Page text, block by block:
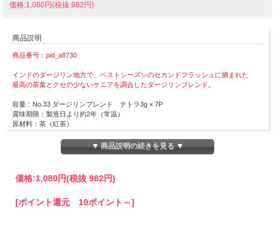
価格:1,080円(税抜 982円)
商品説明
商品番号：pid_a8730
インドのダージリン地方で、ベストシーズンのセカンドフラッシュに摘まれた
最高の茶葉とクセの少ないケニアを調合したダージリンブレンド。
容量：No.33 ダージリンブレンド テトラ3g × 7P
賞味期限：製造日より約2年（常温）
原材料：茶（紅茶）
商品寸法：108mm × 35mm▼ 商品説明の続きを見る ▼
価格:1,080円(税抜 982円)
[ポイント還元 10ポイント～]